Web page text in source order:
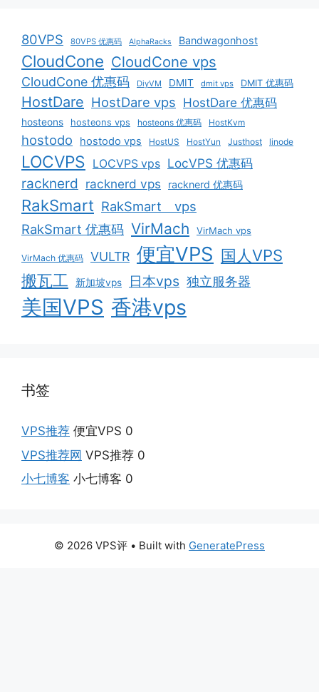
80VPS 80VPS 优惠码 AlphaRacks Bandwagonhost
CloudCone CloudCone vps
CloudCone 优惠码 DiyVM DMIT dmit vps DMIT 优惠码
HostDare HostDare vps HostDare 优惠码
hosteons hosteons vps hosteons 优惠码 HostKvm
hostodo hostodo vps HostUS HostYun Justhost linode
LOCVPS LOCVPS vps LocVPS 优惠码
racknerd racknerd vps racknerd 优惠码
RakSmart RakSmart vps
RakSmart 优惠码 VirMach VirMach vps
VirMach 优惠码 VULTR 便宜VPS 国人VPS
搬瓦工
新加坡vps 日本vps 独立服务器
美国VPS 香港vps
书签
VPS推荐 便宜VPS 0
VPS推荐网 VPS推荐 0
小七博客 小七博客 0
© 2026 VPS评 • Built with GeneratePress